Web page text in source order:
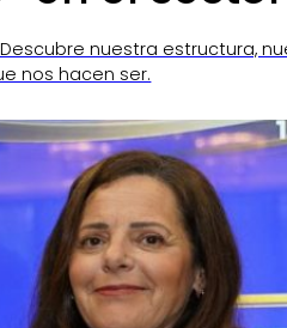
nuestra estructura,
nos hacen ser.